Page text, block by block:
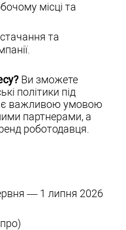
місці та
та
Ви зможете
політики під
є важливою умовою
партнерами, а
роботодавця.
— 1 липня 2026